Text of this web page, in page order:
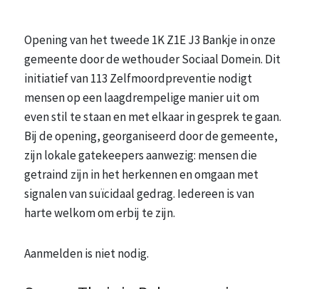
Opening van het tweede 1K Z1E J3 Bankje in onze
gemeente door de wethouder Sociaal Domein. Dit
initiatief van 113 Zelfmoordpreventie nodigt
mensen op een laagdrempelige manier uit om
even stil te staan en met elkaar in gesprek te gaan.
Bij de opening, georganiseerd door de gemeente,
zijn lokale gatekeepers aanwezig: mensen die
getraind zijn in het herkennen en omgaan met
signalen van suïcidaal gedrag. Iedereen is van
harte welkom om erbij te zijn.
Aanmelden is niet nodig.